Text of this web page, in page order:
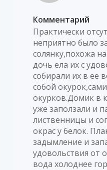
Комментарий
Практически
неприятно было
солянку,похожа
дочь ела их с
собирали их в ее
собой
окурков.Домик в
уже заползали и
лиственницы и
окрас у белок.
задымление и
удовольствия от
вода холоднее